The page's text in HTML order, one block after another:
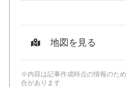
地図を見る
※内容は記事作成時点の情報のた
合があります